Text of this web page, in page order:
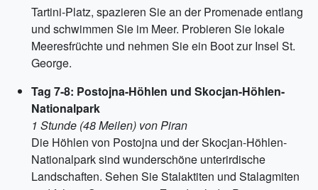
Tartini-Platz, spazieren Sie an der Promenade entlang
und schwimmen Sie im Meer. Probieren Sie lokale
Meeresfrüchte und nehmen Sie ein Boot zur Insel St.
George.
Tag 7-8: Postojna-Höhlen und Skocjan-Höhlen-
Nationalpark
1 Stunde (48 Meilen) von Piran
Die Höhlen von Postojna und der Skocjan-Höhlen-
Nationalpark sind wunderschöne unterirdische
Landschaften. Sehen Sie Stalaktiten und Stalagmiten